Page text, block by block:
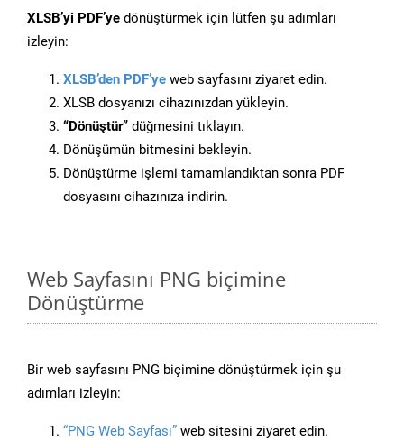
XLSB’yi PDF’ye dönüştürmek için lütfen şu adımları
izleyin:
XLSB’den PDF’ye web sayfasını ziyaret edin.
XLSB dosyanızı cihazınızdan yükleyin.
“Dönüştür” düğmesini tıklayın.
Dönüşümün bitmesini bekleyin.
Dönüştürme işlemi tamamlandıktan sonra PDF
dosyasını cihazınıza indirin.
Web Sayfasını PNG biçimine
Dönüştürme
Bir web sayfasını PNG biçimine dönüştürmek için şu
adımları izleyin:
“PNG Web Sayfası” web sitesini ziyaret edin.